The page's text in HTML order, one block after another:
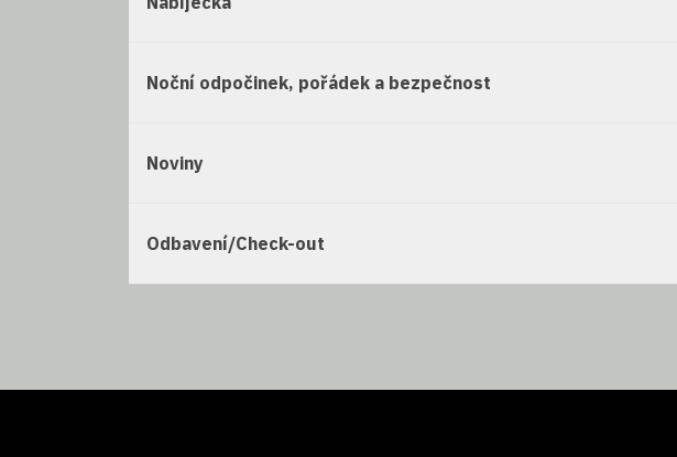
Noční odpočinek, pořádek a bezpečnost
Noviny
Odbavení/Check-out